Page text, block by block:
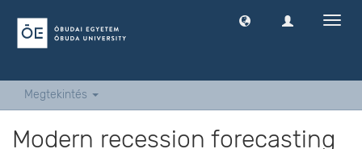
Megtekintés
Modern recession forecasting